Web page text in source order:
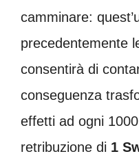
camminare:
precedentemente
consentirà di
conseguenza
effetti ad ogni
retribuzione di 1